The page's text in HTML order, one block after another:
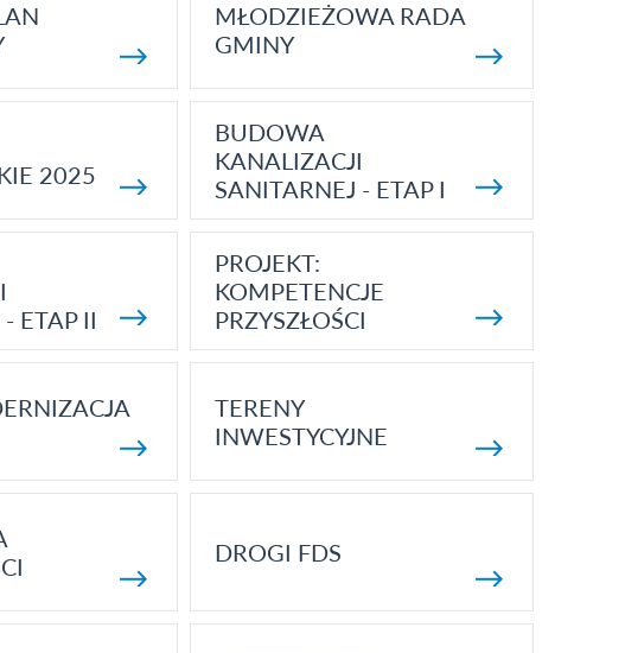
MŁODZIEŻOWA RADA
GMINY
2025
BUDOWA
KANALIZACJI
SANITARNEJ - ETAP I
ETAP II
PROJEKT:
KOMPETENCJE
PRZYSZŁOŚCI
TERENY
INWESTYCYJNE
DROGI FDS